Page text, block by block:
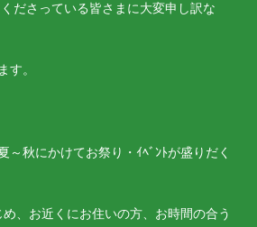
ださっている皆さまに大変申し訳な
す。
～秋にかけてお祭り・ｲﾍﾞﾝﾄが盛りだく
、お近くにお住いの方、お時間の合う